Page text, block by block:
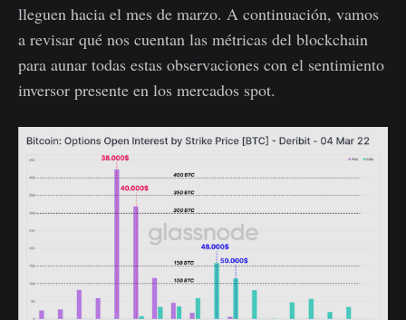
lleguen hacia el mes de marzo. A continuación, vamos
a revisar qué nos cuentan las métricas del blockchain
para aunar todas estas observaciones con el sentimiento
inversor presente en los mercados spot.